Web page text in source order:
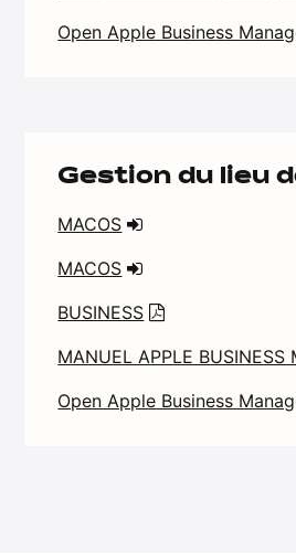
Open Apple Business
Gestion du lieu
MACOS
MACOS
BUSINESS
MANUEL APPLE BUSINESS
Open Apple Business